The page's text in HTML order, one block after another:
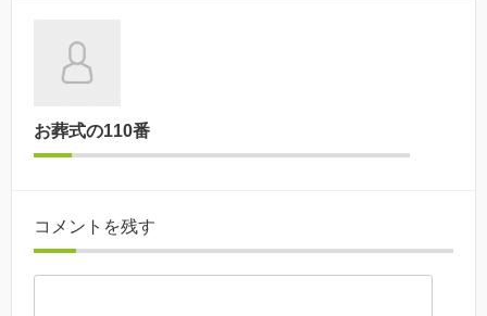
お葬式の110番
コメントを残す